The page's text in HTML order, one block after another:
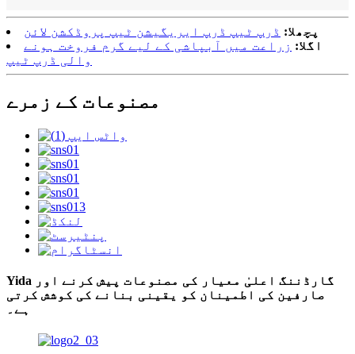
پچھلا: ڈرپ ٹیپ ڈرپ ایریگیشن ٹیپ پروڈکشن لائن
اگلا: زراعت میں آبپاشی کے لیے گرم فروخت ہونے
والی ڈرپ ٹیپ
مصنوعات کے زمرے
Yida گارڈننگ اعلیٰ معیار کی مصنوعات پیش کرنے اور
صارفین کی اطمینان کو یقینی بنانے کی کوشش کرتی
ہے۔